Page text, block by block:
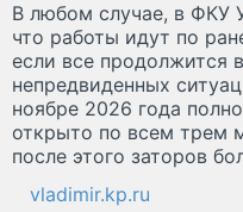
В любом случае, в ФКУ
что работы идут по
если все продолжится
непредвиденных
ноябре 2026 года
открыто по всем трем
после этого заторов
vladimir.kp.ru